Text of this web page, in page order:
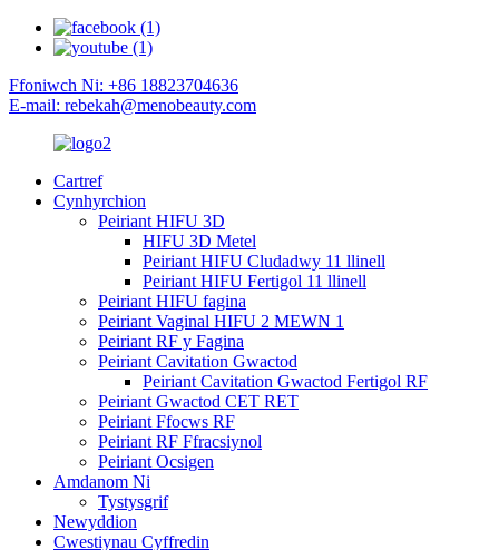
Ffoniwch Ni: +86 18823704636
E-mail: rebekah@menobeauty.com
Cartref
Cynhyrchion
Peiriant HIFU 3D
HIFU 3D Metel
Peiriant HIFU Cludadwy 11 llinell
Peiriant HIFU Fertigol 11 llinell
Peiriant HIFU fagina
Peiriant Vaginal HIFU 2 MEWN 1
Peiriant RF y Fagina
Peiriant Cavitation Gwactod
Peiriant Cavitation Gwactod Fertigol RF
Peiriant Gwactod CET RET
Peiriant Ffocws RF
Peiriant RF Ffracsiynol
Peiriant Ocsigen
Amdanom Ni
Tystysgrif
Newyddion
Cwestiynau Cyffredin